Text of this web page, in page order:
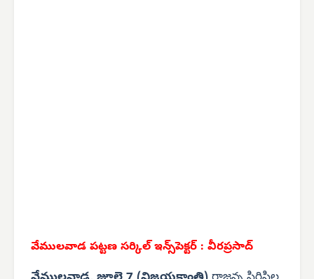
వేములవాడ పట్టణ సర్కిల్ ఇన్స్‌పెక్టర్ : వీరప్రసాద్